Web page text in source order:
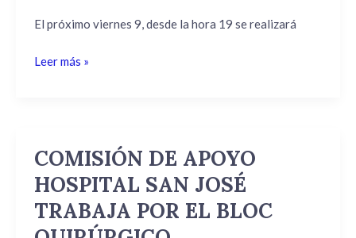
El próximo viernes 9, desde la hora 19 se realizará
Leer más »
COMISIÓN DE APOYO
HOSPITAL SAN JOSÉ
TRABAJA POR EL BLOC
COMISIÓN
APOYO
HOSPITAL
SAN